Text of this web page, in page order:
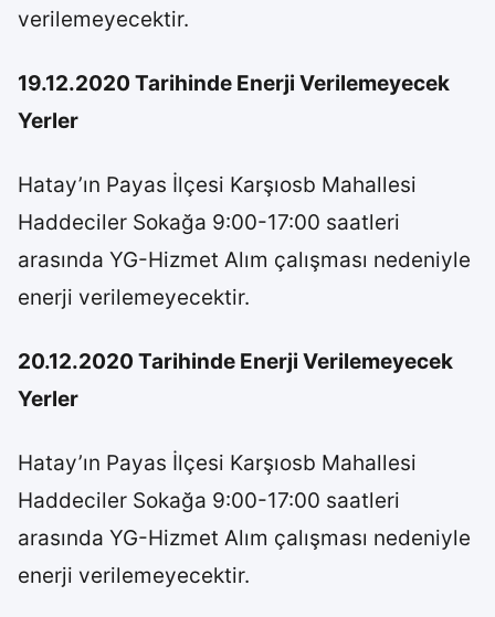
verilemeyecektir.
19.12.2020 Tarihinde Enerji Verilemeyecek
Yerler
Hatay’ın Payas İlçesi Karşıosb Mahallesi
Haddeciler Sokağa 9:00-17:00 saatleri
arasında YG-Hizmet Alım çalışması nedeniyle
enerji verilemeyecektir.
20.12.2020 Tarihinde Enerji Verilemeyecek
Yerler
Hatay’ın Payas İlçesi Karşıosb Mahallesi
Haddeciler Sokağa 9:00-17:00 saatleri
arasında YG-Hizmet Alım çalışması nedeniyle
enerji verilemeyecektir.